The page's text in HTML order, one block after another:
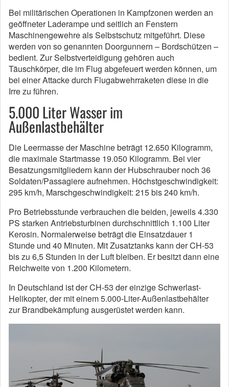
Bei militärischen Operationen in Kampfzonen werden an
geöffneter Laderampe und seitlich an Fenstern
Maschinengewehre als Selbstschutz mitgeführt. Diese
werden von so genannten Doorgunnern – Bordschützen –
bedient. Zur Selbstverteidigung gehören auch
Täuschkörper, die im Flug abgefeuert werden können, um
bei einer Attacke durch Flugabwehrraketen diese in die
Irre zu führen.
5.000 Liter Wasser im
Außenlastbehälter
Die Leermasse der Maschine beträgt 12.650 Kilogramm,
die maximale Startmasse 19.050 Kilogramm. Bei vier
Besatzungsmitgliedern kann der Hubschrauber noch 36
Soldaten/Passagiere aufnehmen. Höchstgeschwindigkeit:
295 km/h, Marschgeschwindigkeit: 215 bis 240 km/h.
Pro Betriebsstunde verbrauchen die beiden, jeweils 4.330
PS starken Antriebsturbinen durchschnittlich 1.100 Liter
Kerosin. Normalerweise beträgt die Einsatzdauer 1
Stunde und 40 Minuten. Mit Zusatztanks kann der CH-53
bis zu 6,5 Stunden in der Luft bleiben. Er besitzt dann eine
Reichweite von 1.200 Kilometern.
In Deutschland ist der CH-53 der einzige Schwerlast-
Helikopter, der mit einem 5.000-Liter-Außenlastbehälter
zur Brandbekämpfung ausgerüstet werden kann.